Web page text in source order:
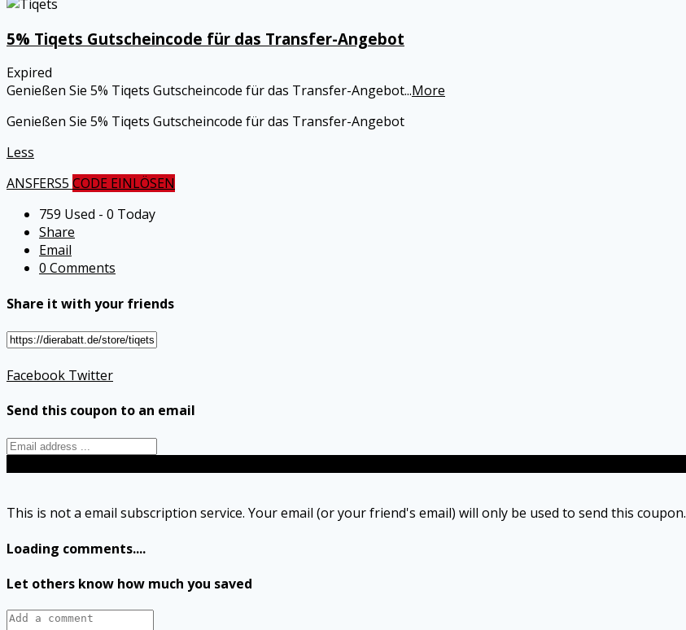
5% Tiqets Gutscheincode für das Transfer-Angebot
Expired
Genießen Sie 5% Tiqets Gutscheincode für das Transfer-Angebot...More
Genießen Sie 5% Tiqets Gutscheincode für das Transfer-Angebot
Less
ANSFERS5 CODE EINLÖSEN
759 Used - 0 Today
Share
Email
0 Comments
Share it with your friends
Facebook Twitter
Send this coupon to an email
This is not a email subscription service. Your email (or your friend's email) will only be used to send this coupon.
Loading comments....
Let others know how much you saved